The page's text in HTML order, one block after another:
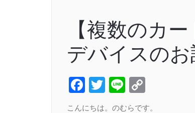
【複数のカ
デバイスのお
Facebook
Twitter
Line
Link
こんにちは。のむらです。